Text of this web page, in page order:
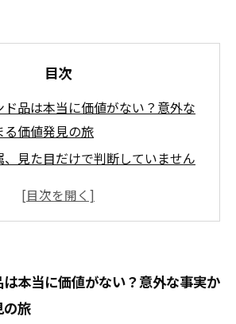
目次
ド品は本当に価値がない？意外な
る価値発見の旅
見た目だけで判断していません
も夢じゃない！専門業者が使う秘
イステップガイド
価値発見法で不要なアイテムが
本当に価値がない？意外な事実か
の旅